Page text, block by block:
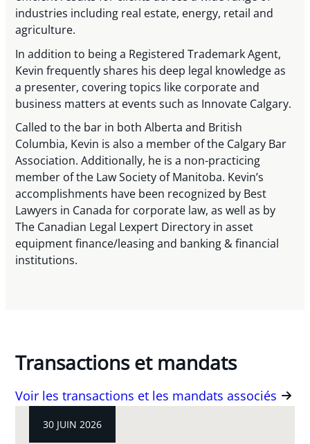
industries including real estate, energy, retail and
agriculture.
In addition to being a Registered Trademark Agent,
Kevin frequently shares his deep legal knowledge as
a presenter, covering topics like corporate and
business matters at events such as Innovate Calgary.
Called to the bar in both Alberta and British
Columbia, Kevin is also a member of the Calgary Bar
Association. Additionally, he is a non-practicing
member of the Law Society of Manitoba. Kevin’s
accomplishments have been recognized by Best
Lawyers in Canada for corporate law, as well as by
The Canadian Legal Lexpert Directory in asset
equipment finance/leasing and banking & financial
institutions.
Transactions et mandats
Voir les transactions et les mandats associés
30 JUIN 2026